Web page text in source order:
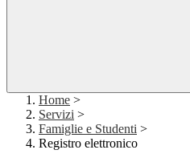
Home >
Servizi >
Famiglie e Studenti >
Registro elettronico